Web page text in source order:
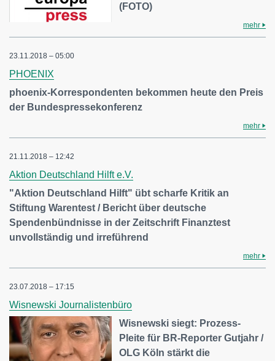
(FOTO)
mehr
23.11.2018 – 05:00
PHOENIX
phoenix-Korrespondenten bekommen heute den Preis
der Bundespressekonferenz
mehr
21.11.2018 – 12:42
Aktion Deutschland Hilft e.V.
"Aktion Deutschland Hilft" übt scharfe Kritik an
Stiftung Warentest / Bericht über deutsche
Spendenbündnisse in der Zeitschrift Finanztest
unvollständig und irreführend
mehr
23.07.2018 – 17:15
Wisnewski Journalistenbüro
Wisnewski siegt: Prozess-
Pleite für BR-Reporter Gutjahr /
OLG Köln stärkt die